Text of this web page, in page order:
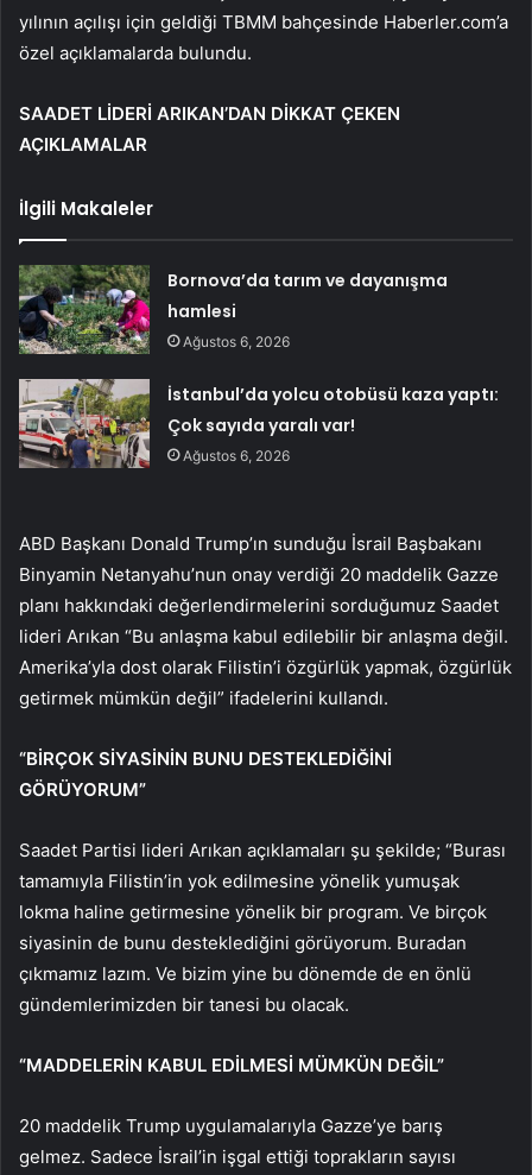
yılının açılışı için geldiği TBMM bahçesinde Haberler.com’a
özel açıklamalarda bulundu.
SAADET LİDERİ ARIKAN’DAN DİKKAT ÇEKEN
AÇIKLAMALAR
İlgili Makaleler
Bornova’da tarım ve dayanışma
hamlesi
Ağustos 6, 2026
İstanbul’da yolcu otobüsü kaza yaptı:
Çok sayıda yaralı var!
Ağustos 6, 2026
ABD Başkanı Donald Trump’ın sunduğu İsrail Başbakanı
Binyamin Netanyahu’nun onay verdiği 20 maddelik Gazze
planı hakkındaki değerlendirmelerini sorduğumuz Saadet
lideri Arıkan “Bu anlaşma kabul edilebilir bir anlaşma değil.
Amerika’yla dost olarak Filistin’i özgürlük yapmak, özgürlük
getirmek mümkün değil” ifadelerini kullandı.
“BİRÇOK SİYASİNİN BUNU DESTEKLEDİĞİNİ
GÖRÜYORUM”
Saadet Partisi lideri Arıkan açıklamaları şu şekilde; “Burası
tamamıyla Filistin’in yok edilmesine yönelik yumuşak
lokma haline getirmesine yönelik bir program. Ve birçok
siyasinin de bunu desteklediğini görüyorum. Buradan
çıkmamız lazım. Ve bizim yine bu dönemde de en önlü
gündemlerimizden bir tanesi bu olacak.
“MADDELERİN KABUL EDİLMESİ MÜMKÜN DEĞİL”
20 maddelik Trump uygulamalarıyla Gazze’ye barış
gelmez. Sadece İsrail’in işgal ettiği toprakların sayısı